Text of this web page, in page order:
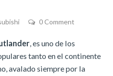
0 Comment
, es uno de los
tanto en el continente
avalado siempre por la